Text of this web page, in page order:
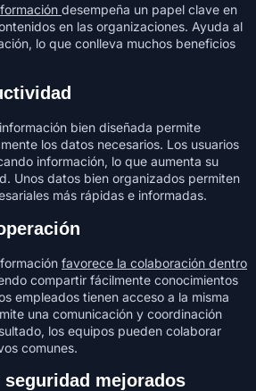
desempeña un papel clave en
en las organizaciones. Ayuda al
lo que conlleva muchos beneficios
bien diseñada permite
los datos necesarios. Los usuarios
información, lo que aumenta su
Unos datos bien organizados permiten
más rápidas e informadas.
favorece la colaboración dentro
compartir fácilmente conocimientos
empleados tienen acceso a la misma
una comunicación y coordinación
los equipos pueden colaborar
comunes.
mejorados